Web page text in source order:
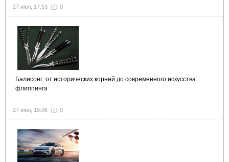
27 июл, 17:53 0
Балисонг: от исторических корней до современного искусства
флиппинга
27 июл, 19:06 0